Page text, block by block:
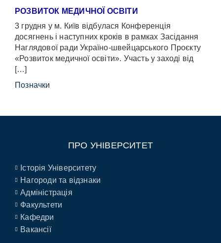
РОЗВИТОК МЕДИЧНОЇ ОСВІТИ
3 грудня у м. Київ відбулася Конференція
досягнень і наступних кроків в рамках Засідання
Наглядової ради Україно-швейцарського Проєкту
«Розвиток медичної освіти». Участь у заході від
[…]
Позначки
ПРО УНІВЕРСИТЕТ
Історія Університету
Нагороди та відзнаки
Адміністрація
Факультети
Кафедри
Вакансії